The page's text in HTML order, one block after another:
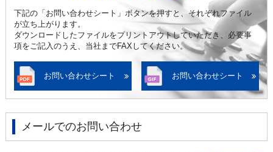
下記の「お問い合わせシート」ボタンを押すと、それぞれファイル
が立ち上がります。
ダウンロードしたファイルをプリントアウトしていただき、必要事
項をご記入のうえ、当社までFAXしてください。
お問い合わせシート お問い合わせシート
メールでのお問い合わせ